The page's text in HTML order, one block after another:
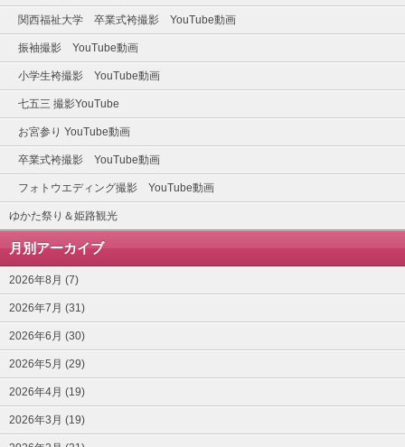
関西福祉大学 卒業式袴撮影 YouTube動画
振袖撮影 YouTube動画
小学生袴撮影 YouTube動画
七五三 撮影YouTube
お宮参り YouTube動画
卒業式袴撮影 YouTube動画
フォトウエディング撮影 YouTube動画
ゆかた祭り＆姫路観光
月別アーカイブ
2026年8月 (7)
2026年7月 (31)
2026年6月 (30)
2026年5月 (29)
2026年4月 (19)
2026年3月 (19)